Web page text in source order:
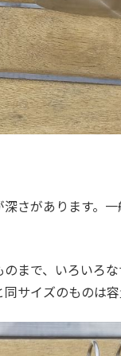
さがあります。
まで、いろいろ
サイズのものは容